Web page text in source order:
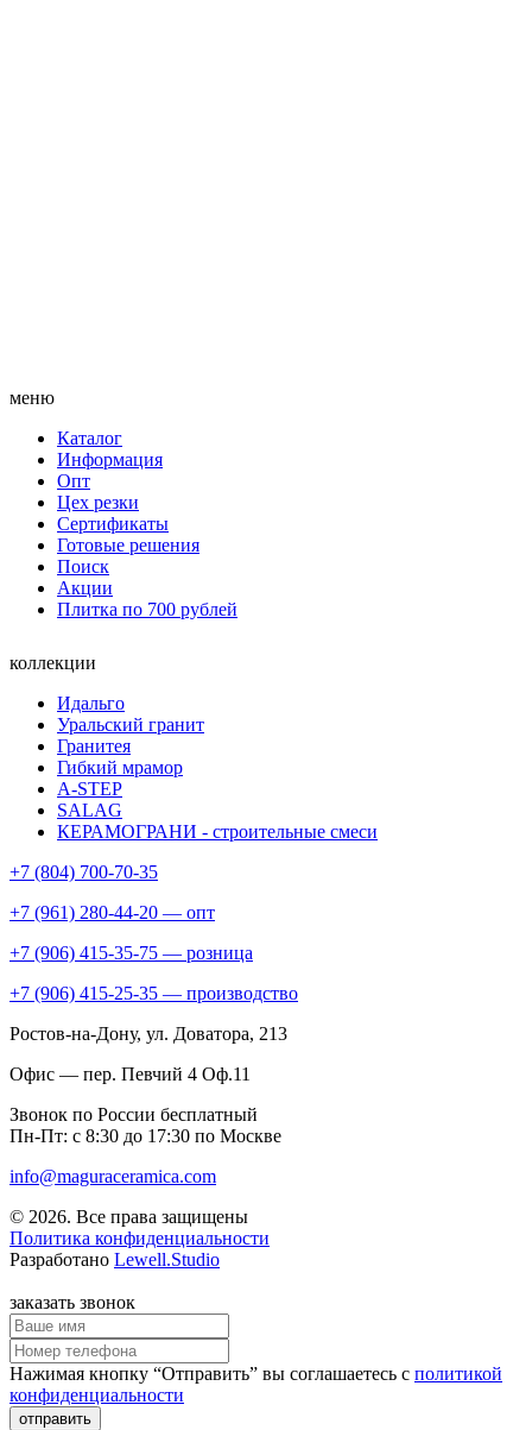
меню
Каталог
Информация
Опт
Цех резки
Сертификаты
Готовые решения
Поиск
Акции
Плитка по 700 рублей
коллекции
Идальго
Уральский гранит
Гранитея
Гибкий мрамор
A-STEP
SALAG
КЕРАМОГРАНИ - строительные смеси
+7 (804) 700-70-35
+7 (961) 280-44-20 — опт
+7 (906) 415-35-75 — розница
+7 (906) 415-25-35 — производство
Ростов-на-Дону, ул. Доватора, 213
Офис — пер. Певчий 4 Оф.11
Звонок по России бесплатный
Пн-Пт: с 8:30 до 17:30 по Москве
info@maguraceramica.com
© 2026. Все права защищены
Политика конфиденциальности
Разработано Lewell.Studio
заказать звонок
Нажимая кнопку “Отправить” вы соглашаетесь с политикой
конфиденциальности
отправить